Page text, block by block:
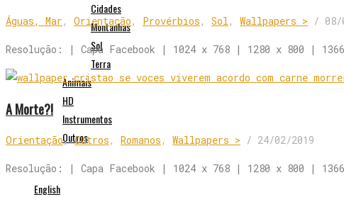
Cidades
Montanhas
Sol
Terra
Animais
HD
Instrumentos
Outros
English
Águas, Mar , Orientação , Provérbios , Sol , Wallpapers > / 08/
Resolução: | Capa Facebook | 1024 x 768 | 1280 x 800 |
A Morte?!
Orientação,Outros , Romanos , Wallpapers > / 24/02/2019
Resolução: | Capa Facebook | 1024 x 768 | 1280 x 800 |